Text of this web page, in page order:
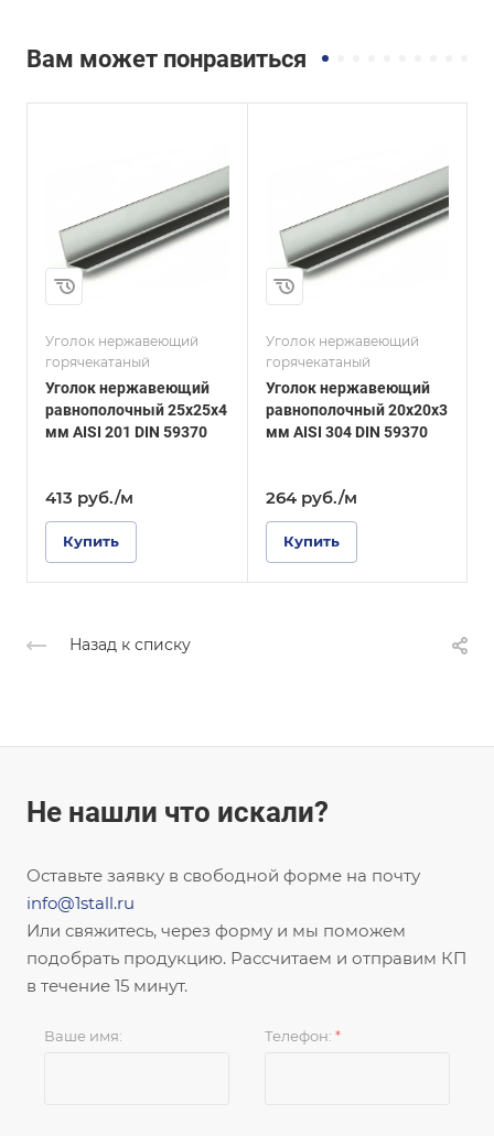
Вам может понравиться
Уголок нержавеющий
горячекатаный
Уголок нержавеющий
равнополочный 25х25х4
мм AISI 201 DIN 59370
413 руб./м
Купить
Равнополочный
Высота, мм
20
Толщина, мм
3
ГОСТ, ТУ
DIN 59370
Поверхность
шлифованная
Уголок нержавеющий
горячекатаный
Уголок нержавеющий
равнополочный 20х20х3
мм AISI 304 DIN 59370
264 руб./м
Купить
Неравнополочны
Высота, мм
32
Толщина, мм
AISI 314
ГОСТ, ТУ
DIN 59370
Поверхность
Зеркальная
Назад к списку
Не нашли что искали?
Оставьте заявку в свободной форме на почту
info@1stall.ru
Или свяжитесь, через форму и мы поможем
подобрать продукцию. Рассчитаем и отправим КП
в течение 15 минут.
Ваше имя: Телефон: *